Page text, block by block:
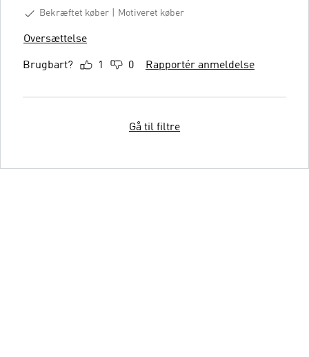
Bekræftet køber
Motiveret køber
Oversættelse
Brugbart? 1 0 Rapportér anmeldelse
Gå til filtre